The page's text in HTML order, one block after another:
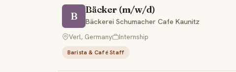
B
Bäcker (m/w/d)
Bäckerei Schumacher Cafe Kaunitz
Verl, Germany
Internship
Barista & Café Staff